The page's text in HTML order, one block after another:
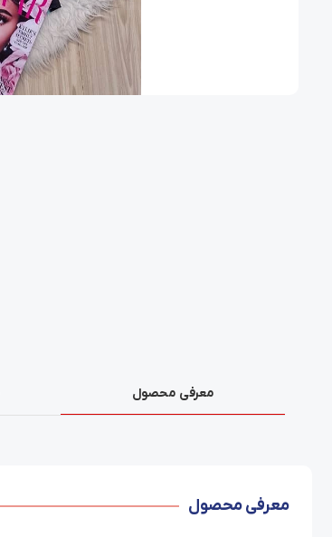
معرفی محصول
معرفی محصول